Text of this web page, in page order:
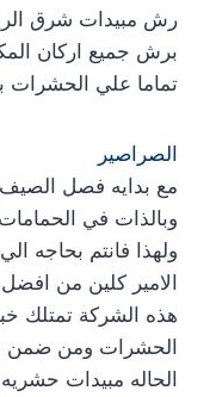
رش مبيدات شرق
برش جميع اركان
تماما علي الحشرات
الصراصير
مع بدايه فصل الصيف
وبالذات في
ولهذا فانتم بحاجه
الامير كلين من
هذه الشركة تمتلك
الحشرات ومن ضمن
الحاله مبيدات حشريه